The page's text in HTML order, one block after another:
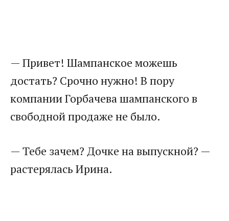
— Привет! Шампанское можешь
достать? Срочно нужно! В пору
компании Горбачева шампанского в
свободной продаже не было.
— Тебе зачем? Дочке на выпускной? —
растерялась Ирина.